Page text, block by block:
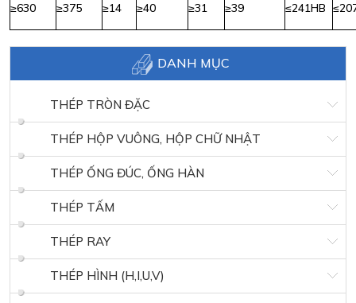
≥630 ≥375 ≥14 ≥40 ≥31 ≥39 ≤241HB
DANH MỤC
THÉP TRÒN ĐẶC
THÉP HỘP VUÔNG, HỘP CHỮ NHẬT
THÉP ỐNG ĐÚC, ỐNG HÀN
THÉP TẤM
THÉP RAY
THÉP HÌNH (H,I,U,V)